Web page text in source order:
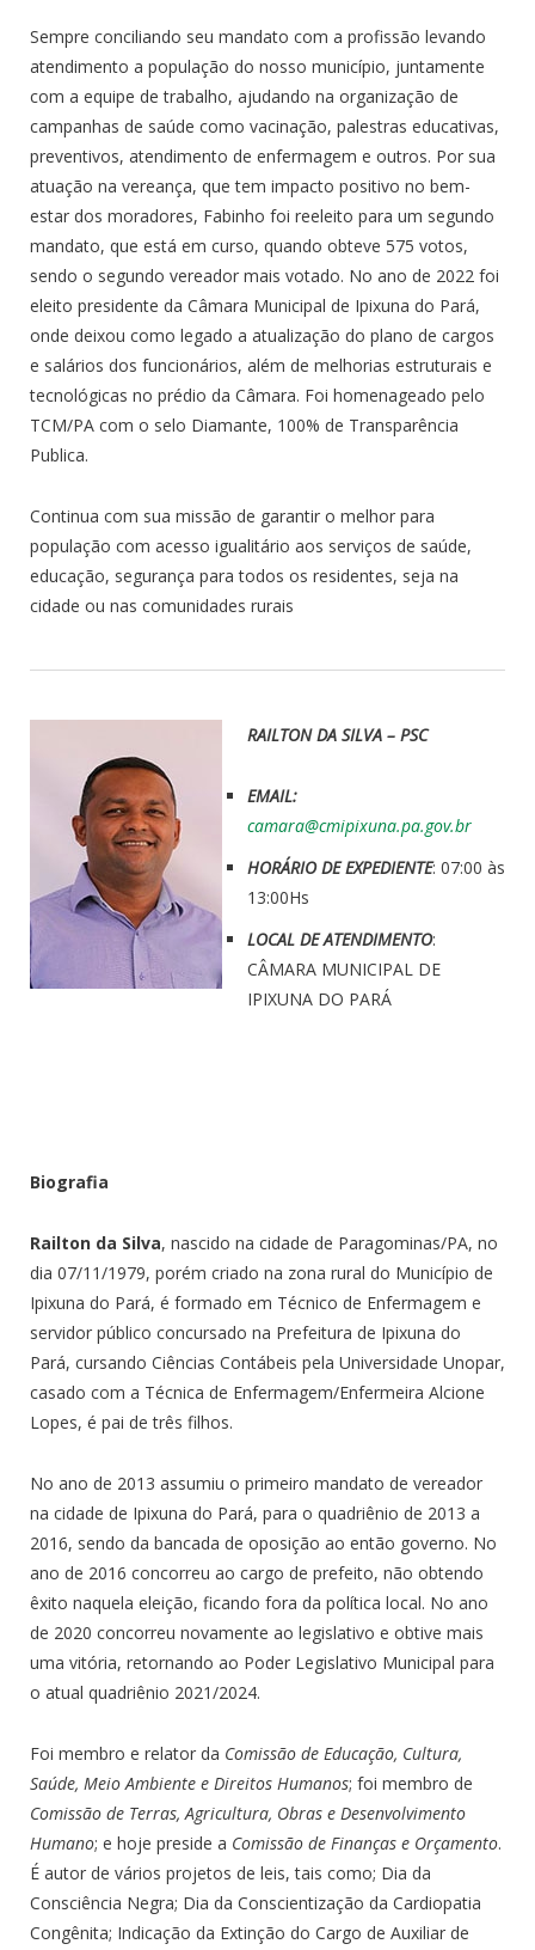
Sempre conciliando seu mandato com a profissão levando
atendimento a população do nosso município, juntamente
com a equipe de trabalho, ajudando na organização de
campanhas de saúde como vacinação, palestras educativas,
preventivos, atendimento de enfermagem e outros. Por sua
atuação na vereança, que tem impacto positivo no bem-
estar dos moradores, Fabinho foi reeleito para um segundo
mandato, que está em curso, quando obteve 575 votos,
sendo o segundo vereador mais votado. No ano de 2022 foi
eleito presidente da Câmara Municipal de Ipixuna do Pará,
onde deixou como legado a atualização do plano de cargos
e salários dos funcionários, além de melhorias estruturais e
tecnológicas no prédio da Câmara. Foi homenageado pelo
TCM/PA com o selo Diamante, 100% de Transparência
Publica.
Continua com sua missão de garantir o melhor para
população com acesso igualitário aos serviços de saúde,
educação, segurança para todos os residentes, seja na
cidade ou nas comunidades rurais
RAILTON DA SILVA – PSC
EMAIL:
camara@cmipixuna.pa.gov.br
HORÁRIO DE EXPEDIENTE: 07:00 às
13:00Hs
LOCAL DE ATENDIMENTO:
CÂMARA MUNICIPAL DE
IPIXUNA DO PARÁ
Biografia
Railton da Silva, nascido na cidade de Paragominas/PA, no
dia 07/11/1979, porém criado na zona rural do Município de
Ipixuna do Pará, é formado em Técnico de Enfermagem e
servidor público concursado na Prefeitura de Ipixuna do
Pará, cursando Ciências Contábeis pela Universidade Unopar,
casado com a Técnica de Enfermagem/Enfermeira Alcione
Lopes, é pai de três filhos.
No ano de 2013 assumiu o primeiro mandato de vereador
na cidade de Ipixuna do Pará, para o quadriênio de 2013 a
2016, sendo da bancada de oposição ao então governo. No
ano de 2016 concorreu ao cargo de prefeito, não obtendo
êxito naquela eleição, ficando fora da política local. No ano
de 2020 concorreu novamente ao legislativo e obtive mais
uma vitória, retornando ao Poder Legislativo Municipal para
o atual quadriênio 2021/2024.
Foi membro e relator da Comissão de Educação, Cultura,
Saúde, Meio Ambiente e Direitos Humanos; foi membro de
Comissão de Terras, Agricultura, Obras e Desenvolvimento
Humano; e hoje preside a Comissão de Finanças e Orçamento.
É autor de vários projetos de leis, tais como; Dia da
Consciência Negra; Dia da Conscientização da Cardiopatia
Congênita; Indicação da Extinção do Cargo de Auxiliar de